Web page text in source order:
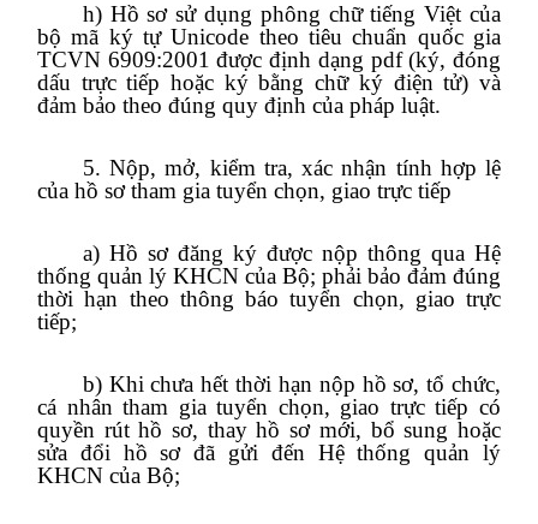
h) Hồ sơ sử dụng phông chữ tiếng Việt của
bộ mã ký tự Unicode theo tiêu chuẩn quốc gia
TCVN 6909:2001 được định dạng pdf (ký, đóng
dấu trực tiếp hoặc ký bằng chữ ký điện tử) và
đảm bảo theo đúng quy định của pháp luật.
5. Nộp, mở, kiểm tra, xác nhận tính hợp lệ
của hồ sơ tham gia tuyển chọn, giao trực tiếp
a) Hồ sơ đăng ký được nộp thông qua Hệ
thống quản lý KHCN của Bộ; phải bảo đảm đúng
thời hạn theo thông báo tuyển chọn, giao trực
tiếp;
b) Khi chưa hết thời hạn nộp hồ sơ, tổ chức,
cá nhân tham gia tuyển chọn, giao trực tiếp có
quyền rút hồ sơ, thay hồ sơ mới, bổ sung hoặc
sửa đổi hồ sơ đã gửi đến Hệ thống quản lý
KHCN của Bộ;